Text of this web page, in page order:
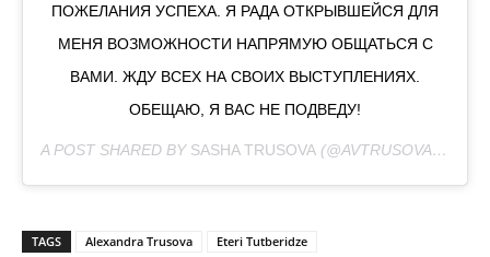
ПОЖЕЛАНИЯ УСПЕХА. Я РАДА ОТКРЫВШЕЙСЯ ДЛЯ
МЕНЯ ВОЗМОЖНОСТИ НАПРЯМУЮ ОБЩАТЬСЯ С
ВАМИ. ЖДУ ВСЕХ НА СВОИХ ВЫСТУПЛЕНИЯХ.
ОБЕЩАЮ, Я ВАС НЕ ПОДВЕДУ!
A POST SHARED BY SASHA TRUSOVA (@AVTRUSOVA) ON
TAGS Alexandra Trusova
Eteri Tutberidze